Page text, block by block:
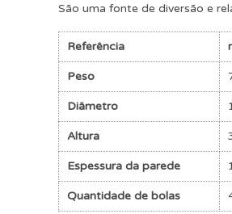
São uma fonte de diversão e
Referência
Peso
Diâmetro
Altura
Espessura da parede
Quantidade de bolas